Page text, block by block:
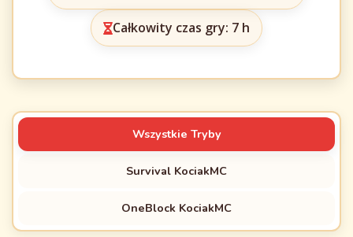
Całkowity czas gry: 7 h
Wszystkie Tryby
Survival KociakMC
OneBlock KociakMC